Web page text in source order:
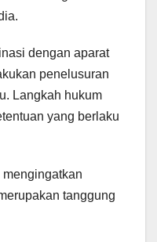
dengan aparat
penelusuran
Langkah hukum
yang berlaku
tanggung